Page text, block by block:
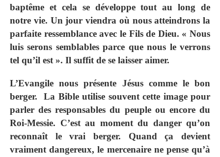
baptême et cela se développe tout au long de
notre vie. Un jour viendra où nous atteindrons la
parfaite ressemblance avec le Fils de Dieu. « Nous
luis serons semblables parce que nous le verrons
tel qu’il est ». Il suffit de se laisser aimer.
L’Evangile nous présente Jésus comme le bon
berger. La Bible utilise souvent cette image pour
parler des responsables du peuple ou encore du
Roi-Messie. C’est au moment du danger qu’on
reconnaît le vrai berger. Quand ça devient
vraiment dangereux, le mercenaire ne pense qu’à